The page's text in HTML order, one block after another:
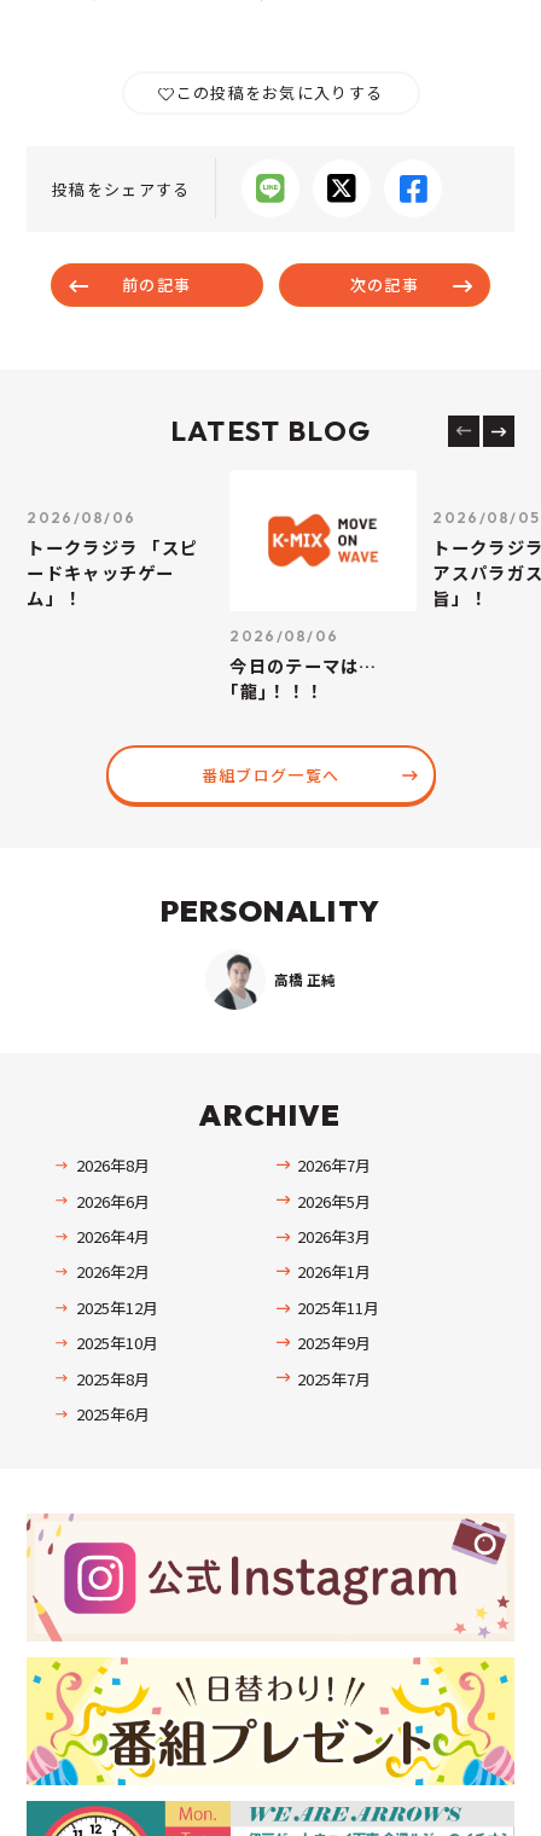
この投稿をお気に入りする
投稿をシェアする
前の記事 次の記事
LATEST BLOG
2026/08/06
トークラジラ 「スピ
ードキャッチゲー
ム」！
2026/08/06
今日のテーマは…
｢龍｣！！！
2026/08/05
トークラジ
アスパラガ
旨」！
番組ブログ一覧へ
PERSONALITY
高橋 正純
ARCHIVE
2026年8月
2026年7月
2026年6月
2026年5月
2026年4月
2026年3月
2026年2月
2026年1月
2025年12月
2025年11月
2025年10月
2025年9月
2025年8月
2025年7月
2025年6月